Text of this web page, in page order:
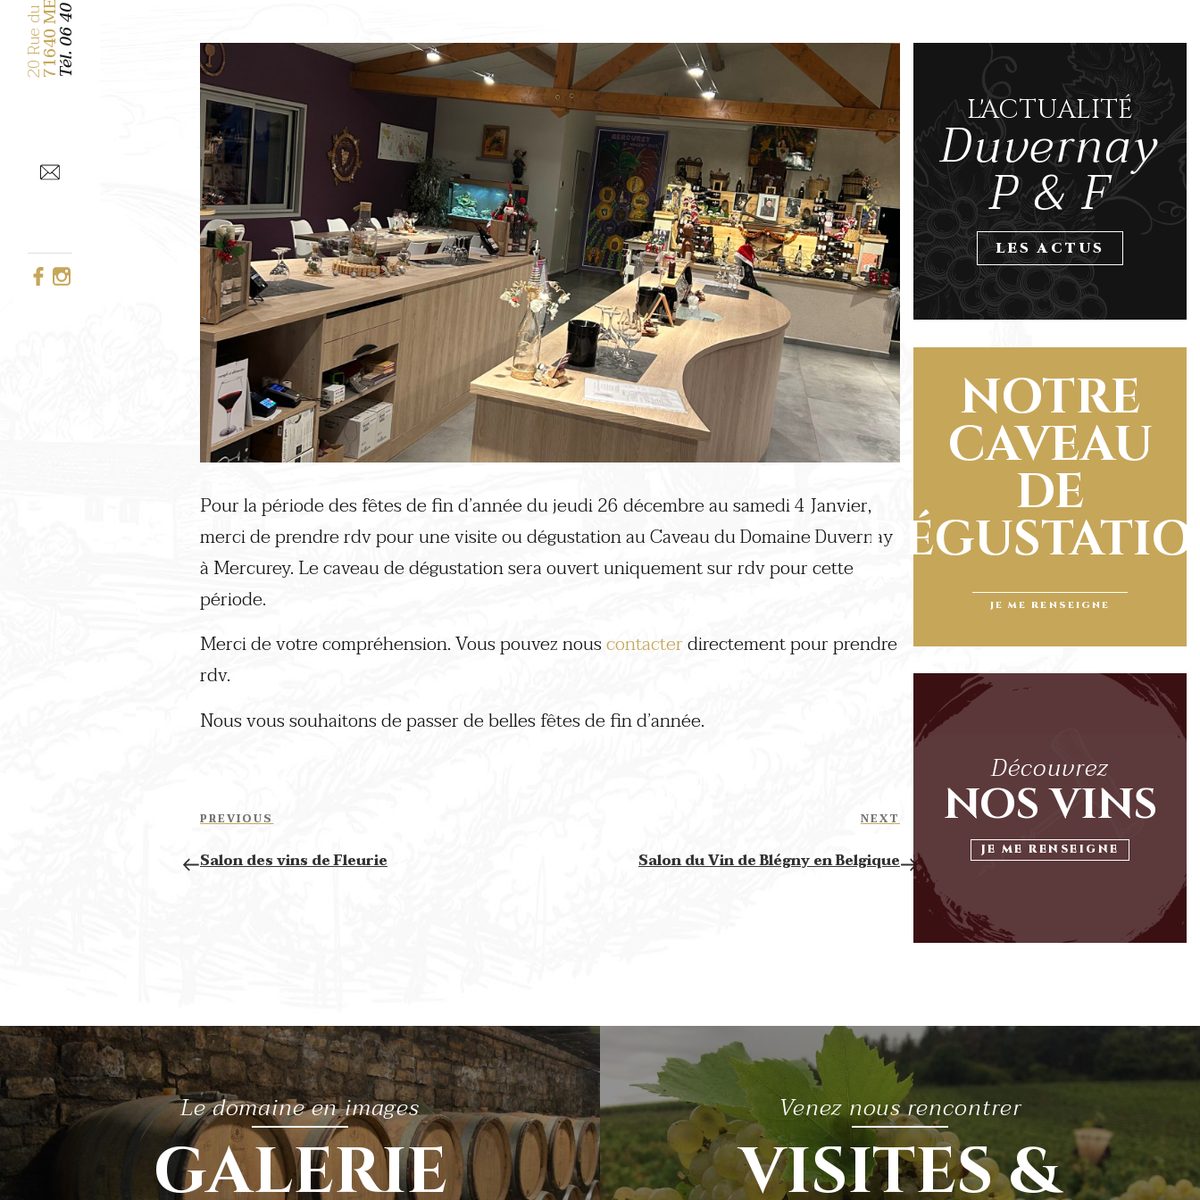
Tél.
Pour la période des fêtes de fin d’année du jeudi 26 décembre au samedi 4 Janvier,
merci de prendre rdv pour une visite ou dégustation au Caveau du Domaine Duvernay
à Mercurey. Le caveau de dégustation sera ouvert uniquement sur rdv pour cette
période.
Merci de votre compréhension. Vous pouvez nouscontacterdirectement pour prendre
rdv.
Nous vous souhaitons de passer de belles fêtes de fin d’année.
navigation
Previous
Post
PREVIOUS
Salon des vins de Fleurie
Next
Post
NEXT
Salon du Vin de Blégny en Belgique
L'ACTUALITÉ
Duvernay
P & F
LES ACTUS
NOTRE
CAVEAU
DE
JE ME RENSEIGNE
Découvrez
NOS VINS
JE ME RENSEIGNE
Le domaine en images
GALERIE
Venez nous rencontrer
VISITES &